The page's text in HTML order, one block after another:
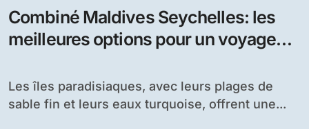
Combiné Maldives Seychelles: les
meilleures options pour un voyage
Les îles paradisiaques, avec leurs plages de
sable fin et leurs eaux turquoise, offrent une...